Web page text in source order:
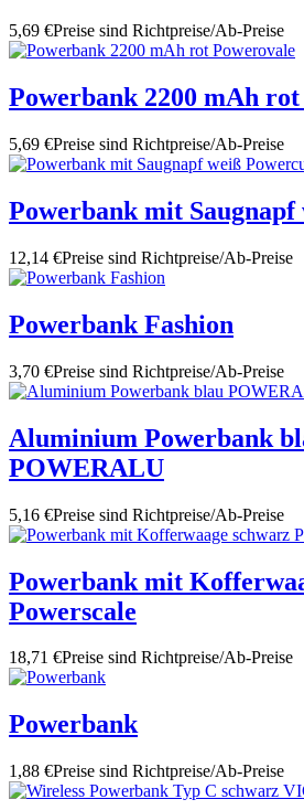
5,69 €Preise sind Richtpreise/Ab-Preise
Powerbank 2200 mAh
5,69 €Preise sind Richtpreise/Ab-Preise
Powerbank mit Saugnapf
12,14 €Preise sind Richtpreise/Ab-Preise
Powerbank Fashion
3,70 €Preise sind Richtpreise/Ab-Preise
Aluminium Powerbank
POWERALU
5,16 €Preise sind Richtpreise/Ab-Preise
Powerbank mit
Powerscale
18,71 €Preise sind Richtpreise/Ab-Preise
Powerbank
1,88 €Preise sind Richtpreise/Ab-Preise